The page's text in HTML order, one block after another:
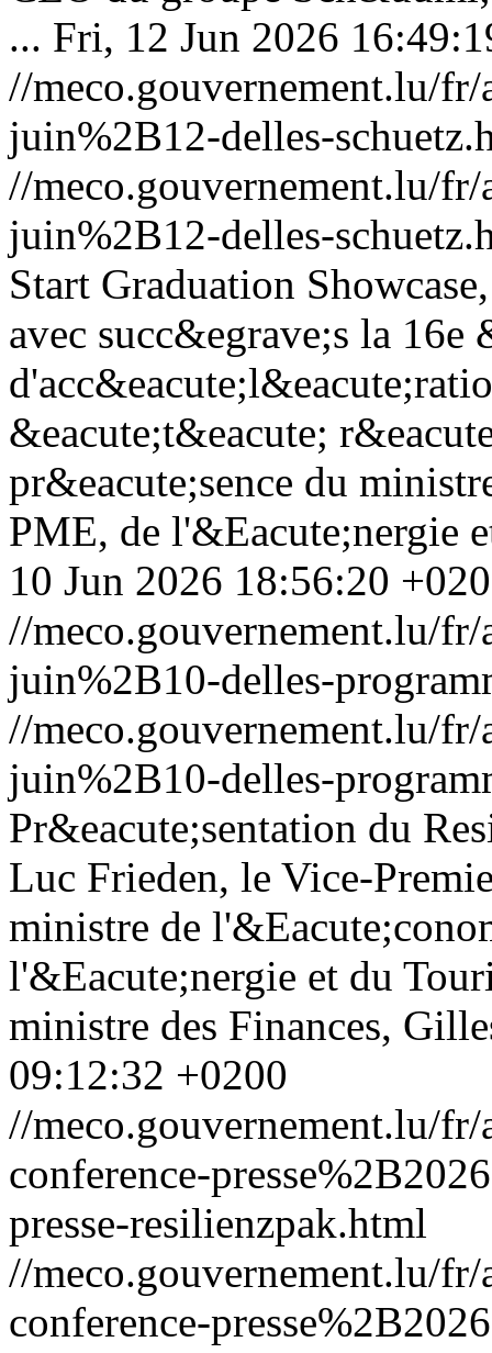
... Fri, 12 Jun 2026
//meco.gouvernement.lu/
juin%2B12-delles-
//meco.gouvernement.lu/
juin%2B12-delles-
Start Graduation
avec succ&egrave;s la
&eacute;t&eacute;
pr&eacute;sence du
PME, de l'&Eacute;nergie
10 Jun 2026 18:56:20
//meco.gouvernement.lu/
juin%2B10-delles-
//meco.gouvernement.lu/
juin%2B10-delles-
Pr&eacute;sentation du
Luc Frieden, le Vice-
ministre de
l'&Eacute;nergie et du
ministre des Finances,
09:12:32 +0200
//meco.gouvernement.lu/
conference-
presse-resilienzpak.html
//meco.gouvernement.lu/
conference-